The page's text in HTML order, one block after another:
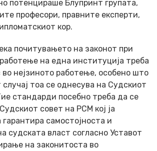
потенцираше Блупринт групата,
професори, правните експерти,
кор.
почитувањето на законот при
на една институција треба
нејзиното работење, особено што
случај тоа се однесува на Судскиот
стандарди посебно треба да се
совет на РСМ кој ја
гарантира самостојноста и
судската власт согласно Уставот
на законитоста во